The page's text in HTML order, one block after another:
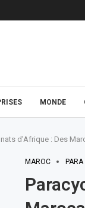
MONDE
d’Afrique : Des
MAROC